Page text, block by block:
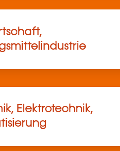
Elektrotechnik,